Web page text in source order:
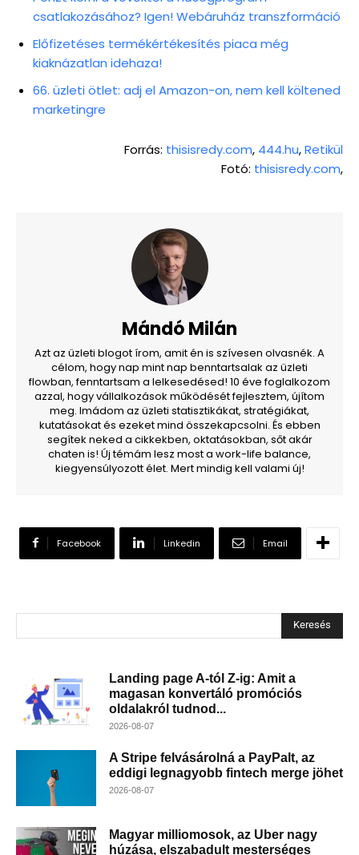
csatlakozásához? Igen! Webáruház transzformáció
Előfizetéses termékértékesítés piaca még
kiaknázatlan idehaza!
66. üzleti ötlet: adj el Amazon-on, nem kell költened
marketingre
Forrás: thisisredy.com, 444.hu,Retikül
Fotó: thisisredy.com,
Mándó Milán
Azt az üzleti blogot írom, amit én is szívesen olvasnék. A
célom, hogy nap mint nap benntartsalak az üzleti
flowban, fenntartsam a lelkesedésed! 10 éve foglalkozom
azzal, hogy vállalkozások működését fejlesztem, újítom
meg. Imádom az üzleti statisztikákat, stratégiákat,
kutatásokat és ezeket mind összekapcsolni. És ebben
segítek neked a cikkekben, oktatásokban, sőt akár
chaten is! Új témám lesz most a work-life balance,
kiegyensúlyozott élet. Mert mindig kell valami új!
Facebook Linkedin Email
Keresés
Landing page A-tól Z-ig: Amit a
magasan konvertáló promóciós
oldalakról tudnod...
2026-08-07
A Stripe felvásárolná a PayPalt, az
eddigi legnagyobb fintech merge jöhet
2026-08-07
Magyar milliomosok, az Uber nagy
húzása, elszabadult mesterséges